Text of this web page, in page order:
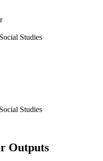
Studies
Studies
Outputs